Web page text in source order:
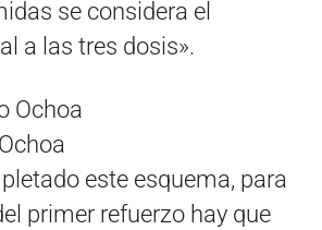
se considera el
a las tres dosis».
este esquema, para
primer refuerzo hay que